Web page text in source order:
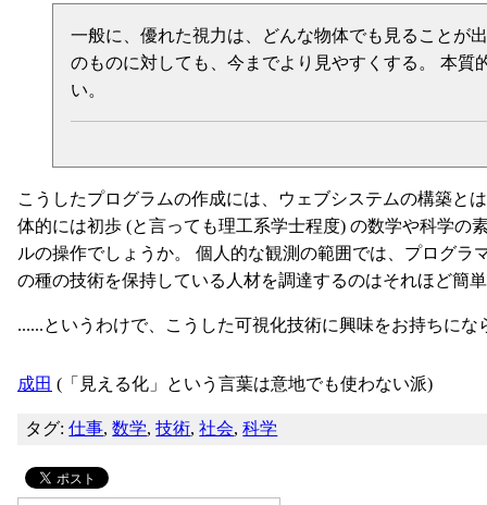
一般に、優れた視力は、どんな物体でも見ることが
のものに対しても、今までより見やすくする。 本質
い。
こうしたプログラムの作成には、ウェブシステムの構築と
体的には初歩 (と言っても理工系学士程度) の数学や科学の
ルの操作でしょうか。 個人的な観測の範囲では、プログ
の種の技術を保持している人材を調達するのはそれほど簡
......というわけで、こうした可視化技術に興味をお持ちに
成田 (「見える化」という言葉は意地でも使わない派)
タグ:仕事,数学,技術,社会,科学